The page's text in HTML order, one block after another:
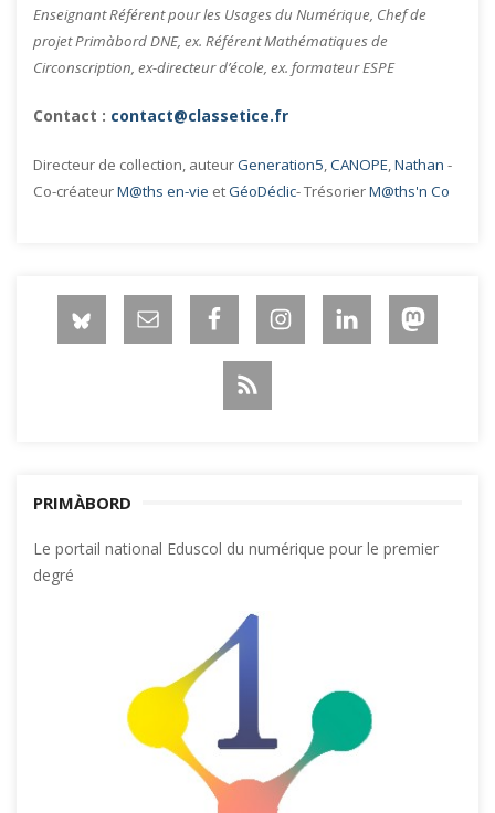
Enseignant Référent pour les Usages du Numérique, Chef de
projet Primàbord DNE, ex. Référent Mathématiques de
Circonscription, ex-directeur d’école, ex. formateur ESPE
Contact : contact@classetice.fr
Directeur de collection, auteurGeneration5,CANOPE,Nathan -
Co-créateurM@ths en-vie etGéoDéclic- TrésorierM@ths'n Co
PRIMÀBORD
Le portail national Eduscol du numérique pour le premier
degré